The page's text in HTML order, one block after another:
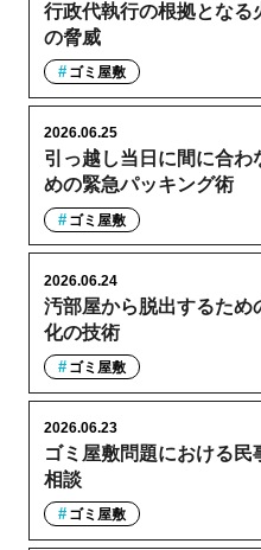
行政代執行の根拠となる
の脅威
ゴミ屋敷
引っ越し当日に間に合わ
めの緊急パッキング術
2026.06.25
ゴミ屋敷
汚部屋から脱出するため
化の技術
2026.06.24
ゴミ屋敷
ゴミ屋敷問題における
相談
2026.06.23
ゴミ屋敷